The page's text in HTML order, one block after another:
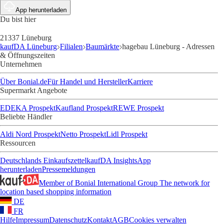
App herunterladen
Du bist hier
21337 Lüneburg
kaufDA Lüneburg Filialen Baumärkte hagebau Lüneburg - Adressen
& Öffnungszeiten
Unternehmen
Über Bonial.deFür Handel und HerstellerKarriere
Supermarkt Angebote
EDEKA ProspektKaufland ProspektREWE Prospekt
Beliebte Händler
Aldi Nord ProspektNetto ProspektLidl Prospekt
Ressourcen
Deutschlands EinkaufszettelkaufDA InsightsApp
herunterladenPressemeldungen
Member of Bonial International Group The network for
location based shopping information
DE
FR
HilfeImpressumDatenschutzKontaktAGBCookies verwalten